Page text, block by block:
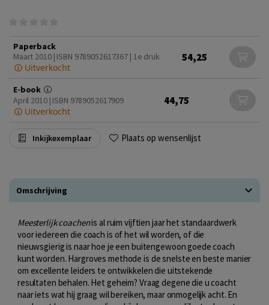
Paperback
Maart 2010 | ISBN 9789052617367 | 1e druk
Uitverkocht
54,25
E-book
April 2010 | ISBN 9789052617909
Uitverkocht
44,75
Inkijkexemplaar Plaats op wensenlijst
Omschrijving
Meesterlijk coachenis al ruim vijftien jaar het standaardwerk
voor iedereen die coach is of het wil worden, of die
nieuwsgierig is naar hoe je een buitengewoon goede coach
kunt worden. Hargroves methode is de snelste en beste manier
om excellente leiders te ontwikkelen die uitstekende
resultaten behalen. Het geheim? Vraag degene die u coacht
naar iets wat hij graag wil bereiken, maar onmogelijk acht. En